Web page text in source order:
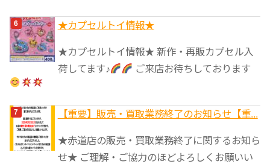
★カプセルトイ情報★
★カプセルトイ情報★ 新作・再販カプセル入
荷してます♪
ご来店お待ちしております
【重要】販売・買取業務終了のお知らせ【重...
★赤道店の販売・買取業務終了に関するお知ら
せ★ ご理解・ご協力のほどよろしくお願いい